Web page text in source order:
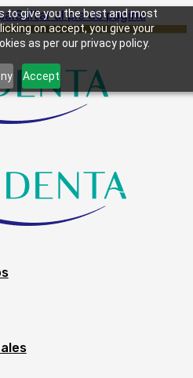
to give you the best and most
on accept, you give your
as per our privacy policy.
Accept
Saltar al pie de página